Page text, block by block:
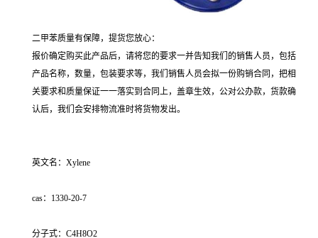
二甲苯质量有保障，提货您放心：
报价确定购买此产品后，请将您的要求一并告知我们的销售人员，包括
产品名称，数量，包装要求等，我们销售人员会拟一份购销合同，把相
关要求和质量保证一一落实到合同上，盖章生效，公对公办款，货款确
认后，我们会安排物流准时将货物发出。
英文名：Xylene
cas：1330-20-7
分子式：C4H8O2